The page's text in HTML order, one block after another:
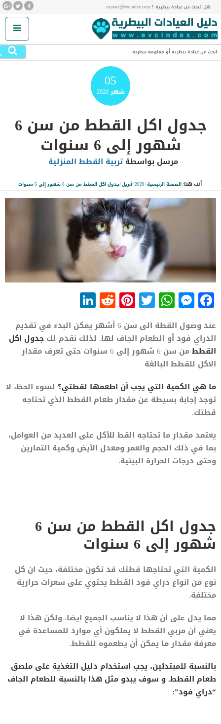
هل تبحث عن عيادة بيطرية ؟ contact@evcindex.com
ابحث عن عيادة بيطرية أو معلومة بيطرية
05
شهر2020
جدول اكل القطط من سن 6
شهور إلى 6 سنوات
مرسل بواسطةتربية القطط المنزلية
أنت هنا:الصفحة الرئيسية/
2020
/أبريل/جدول اكل القطط من سن 6 شهور إلى 6 سنوات
Facebook
Messenger
WhatsApp
Twitter
Pinterest
Reddit
عند وصول القطة الى سن 6 أشهر يمكن البدء في تقديم
الدراي فود أو الطعام الجاف لها. لذلك نقدم لك جدول اكل
القطط
من سن 6 شهور إلى 6 سنوات حتى تعرف مقدار
الاكل للقطط البالغة
ما هي الكمية التي يجب أن اطعمها لقطتي؟ لسوء الحظ، لا
توجد إجابة بسيطة عن مقدار طعام القطط الذي تحتاجه
قطتك.
يعتمد مقدار ما تحتاجه القط للأكل على العديد من العوامل،
بما في ذلك الحجم والعمر ومعدل الأيض وكمية التمارين
وحتى درجات الحرارة البيئية.
جدول اكل القطط من سن 6
شهور إلى 6 سنوات
الكمية التي تحتاجها قطتك قد تكون مختلفة، حيث ان كل
نوع من انواع دراي فود القطط يحتوي على سعرات حرارية
مختلفة.
مما يدل على أن هذا لا يناسب الجميع ايضا. ولكن هذا لا
يعني أن مربي القطط لا يملكون أي موارد للمساعدة في
معرفة مقدار ما يمكن أن يطعموه للقطط.
بالنسبة للمبتدئين، يجب استخدام دليل التغذية على ملصق
طعام القطط. و سوف يبدو مثل هذا بالنسبة للطعام الجاف
“دراي فود”: